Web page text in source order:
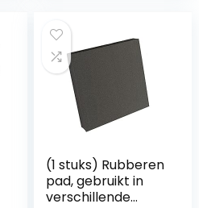
(1 stuks) Rubberen
pad, gebruikt in
verschillende